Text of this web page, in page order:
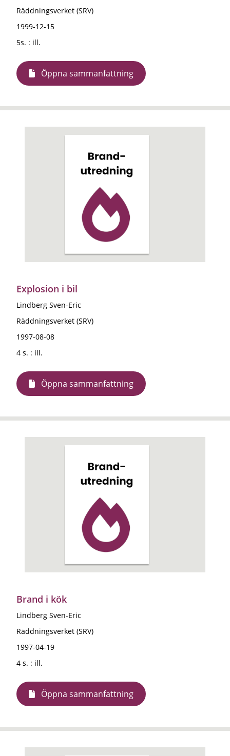
Räddningsverket (SRV)
1999-12-15
5s. : ill.
Öppna sammanfattning
Explosion i bil
Lindberg Sven-Eric
Räddningsverket (SRV)
1997-08-08
4 s. : ill.
Öppna sammanfattning
Brand i kök
Lindberg Sven-Eric
Räddningsverket (SRV)
1997-04-19
4 s. : ill.
Öppna sammanfattning